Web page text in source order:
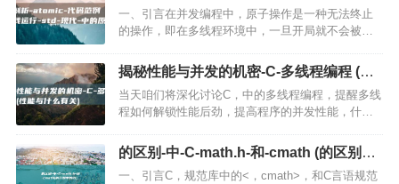
std-现代-中的原子-C (深化剖析整改)
一、引言在并发编程中，原子操作是一种无法终止
的操作，即在多线程环境中，一旦开局就不会被其
子操作，为并发编程提供了更为方便和高效的模
式，本文将深化…
揭秘性能与并发的机密-C-多线程编程 (性
能与什么有关)
当天咱们将深化讨论C，中的多线程编程，提醒多线
程如何解锁性能后劲，提高程序的并发性能，什么
程，程序的口头实例，中的多个线程同时口头，每
个线程都是程序中独立的控…
的区别-中-C-math.h-和-cmath (的区别中
的钱)
一、引言C，规范库中的<，cmath>，和C言语规范